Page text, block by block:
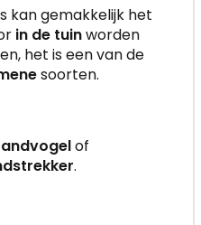
kan gemakkelijk het
in de tuinworden
het is een van de
soorten.
of
.